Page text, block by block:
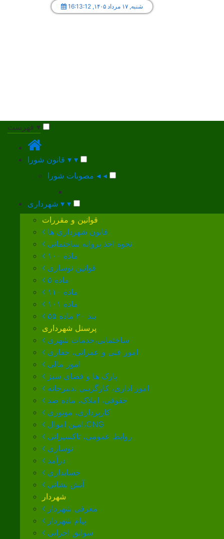
16:13:12 ,شنبه, ۱۷ مرداد ۱۴۰۵
▾
▾ ▾
◂ ◂
▾ ▾
قوانین و مقررات
قانون شهرداری ها
نحوه اخذ پروانه ساخنمانی
ماده ۱۰۰
قوانین نوسازی
ماده ۵
ماده ۱۱۰
ماده ۱۰۱
بند ۲۰ ماده ۵۵
پرسنل شهرداری
ساختمانی،خدمات شهری
امور فنی و عمرانی، حفاری
امور مالی
پارک ها و فضای سبز
امور اداری، کارگزینی ،دبیرخانه
حقوقی، املاک، ماده صد
کارپردازی، موتوری
امین اموال،CNG
روابط عمومی، تاکسیرانی
نوسازی
درآمد
حسابداری
آتش نشانی
شهردار
معرفی شهردار
پیام شهردار
سوابق اجرایی